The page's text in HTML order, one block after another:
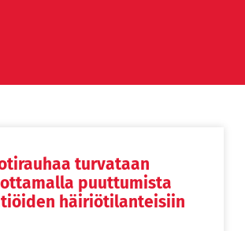
turvataan
puuttumista
häiriötilanteisiin
PagePagePage Page